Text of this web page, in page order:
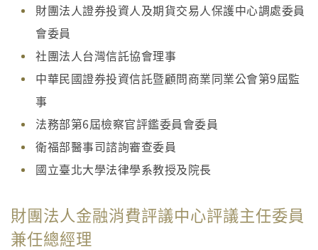
財團法人證券投資人及期貨交易人保護中心調處委員
會委員
社團法人台灣信託協會理事
中華民國證券投資信託暨顧問商業同業公會第9屆監
事
法務部第6屆檢察官評鑑委員會委員
衛福部醫事司諮詢審查委員
國立臺北大學法律學系教授及院長
財團法人金融消費評議中心評議主任委員
兼任總經理